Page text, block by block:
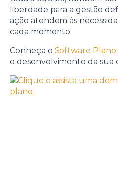
liberdade para a gestão
ação atendem às
cada momento.
Conheça o Software Plano
o desenvolvimento da sua